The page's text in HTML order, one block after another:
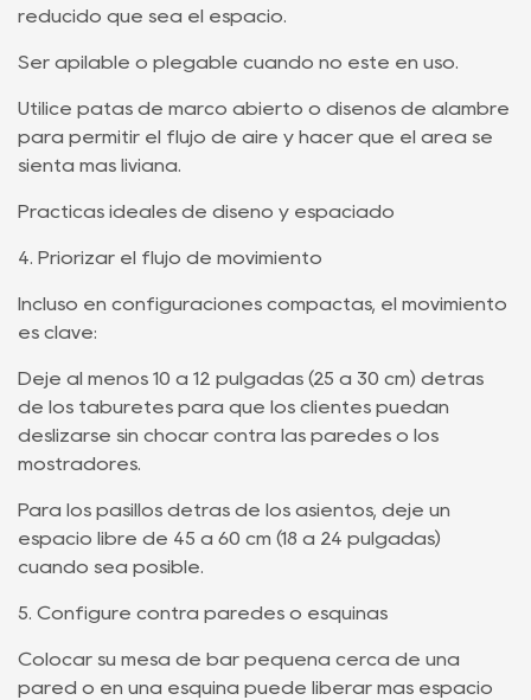
reducido que sea el espacio.
Ser apilable o plegable cuando no esté en uso.
Utilice patas de marco abierto o diseños de alambre
para permitir el flujo de aire y hacer que el área se
sienta más liviana.
Prácticas ideales de diseño y espaciado
4. Priorizar el flujo de movimiento
Incluso en configuraciones compactas, el movimiento
es clave:
Deje al menos 10 a 12 pulgadas (25 a 30 cm) detrás
de los taburetes para que los clientes puedan
deslizarse sin chocar contra las paredes o los
mostradores.
Para los pasillos detrás de los asientos, deje un
espacio libre de 45 a 60 cm (18 a 24 pulgadas)
cuando sea posible.
5. Configure contra paredes o esquinas
Colocar su mesa de bar pequeña cerca de una
pared o en una esquina puede liberar más espacio